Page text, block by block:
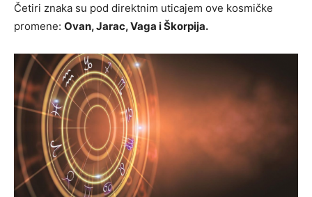
Četiri znaka su pod direktnim uticajem ove kosmičke
promene: Ovan, Jarac, Vaga i Škorpija.